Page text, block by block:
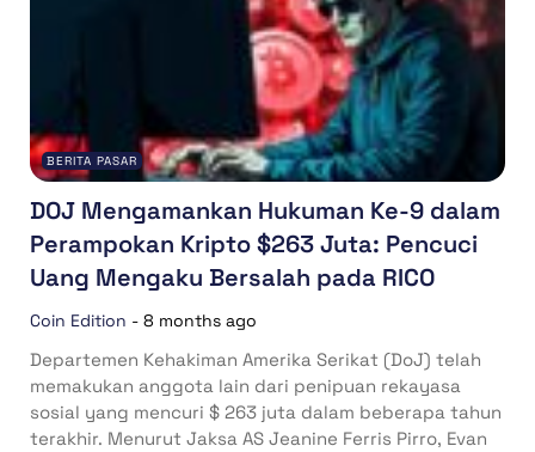
BERITA PASAR
DOJ Mengamankan Hukuman Ke-9 dalam
Perampokan Kripto $263 Juta: Pencuci
Uang Mengaku Bersalah pada RICO
Coin Edition - 8 months ago
Departemen Kehakiman Amerika Serikat (DoJ) telah
memakukan anggota lain dari penipuan rekayasa
sosial yang mencuri $ 263 juta dalam beberapa tahun
terakhir. Menurut Jaksa AS Jeanine Ferris Pirro, Evan